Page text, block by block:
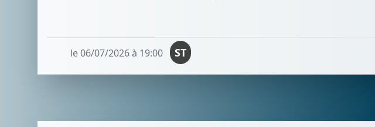
le 06/07/2026 à 19:00 ST